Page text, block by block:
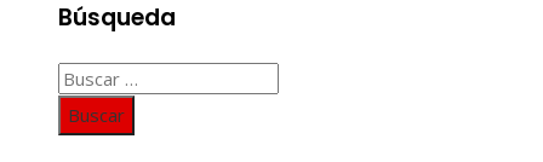
Búsqueda
Buscar: